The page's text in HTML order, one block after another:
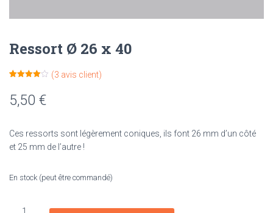
Ressort Ø 26 x 40
basé
sur
(3 avis client)
5,50 €
Ces ressorts sont légèrement coniques, ils font 26 mm d’un côté
et 25 mm de l’autre !
En stock (peut être commandé)
quantité